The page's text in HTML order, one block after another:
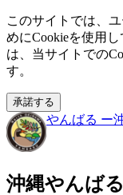
このサイトでは、
めにCookieを使用
は、当サイトでの
す。
承諾する
やんばる ー
沖縄やんば